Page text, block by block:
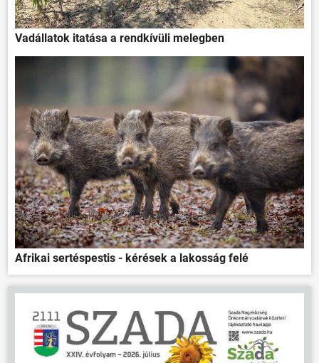
Vadállatok itatása a rendkívüli melegben
Afrikai sertéspestis - kérések a lakosság felé